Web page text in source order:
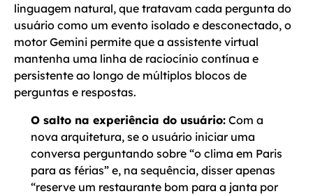
linguagem natural, que tratavam cada pergunta do
usuário como um evento isolado e desconectado, o
motor Gemini permite que a assistente virtual
mantenha uma linha de raciocínio contínua e
persistente ao longo de múltiplos blocos de
perguntas e respostas.
O salto na experiência do usuário: Com a
nova arquitetura, se o usuário iniciar uma
conversa perguntando sobre “o clima em Paris
para as férias” e, na sequência, disser apenas
“reserve um restaurante bom para a janta por